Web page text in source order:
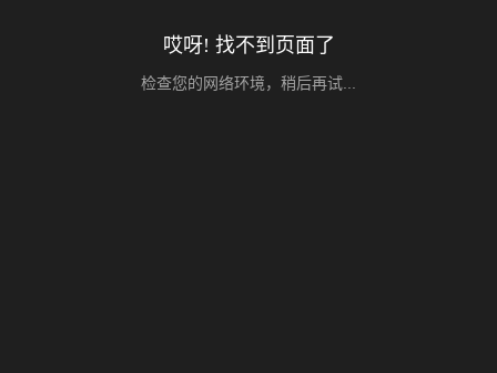
哎呀! 找不到页面了
检查您的网络环境，稍后再试...